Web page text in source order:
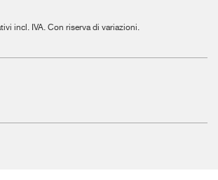
incl. IVA. Con riserva di variazioni.